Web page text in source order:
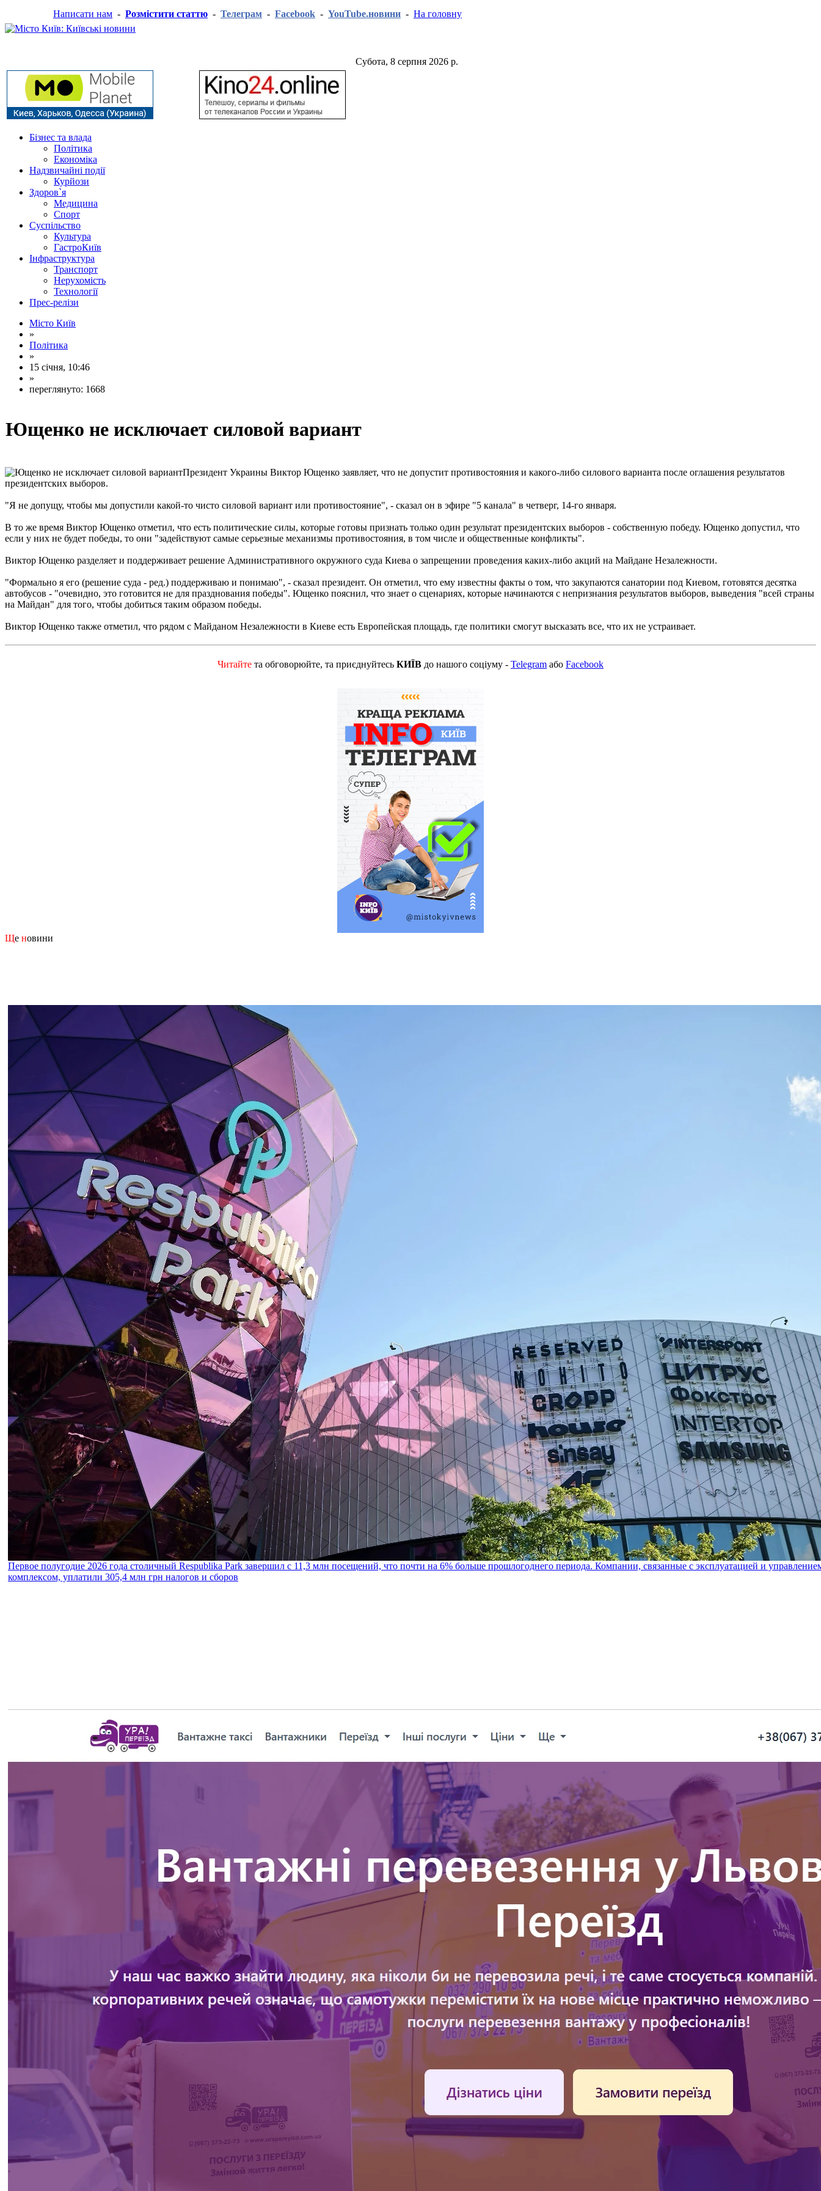
Написати нам - Розмістити статтю - Телеграм - Facebook - YouTube.новини - На головну
Субота, 8 серпня 2026 р.
Бізнес та влада
Політика
Економіка
Надзвичайні події
Курйози
Здоров`я
Медицина
Спорт
Суспільство
Культура
ГастроКиїв
Інфраструктура
Транспорт
Нерухомість
Технології
Прес-релізи
Місто Київ
»
Політика
»
15 січня, 10:46
»
переглянуто: 1668
Ющенко не исключает силовой вариант
Президент Украины Виктор Ющенко заявляет, что не допустит противостояния и какого-либо силового варианта после оглашения результатов
президентских выборов.
"Я не допущу, чтобы мы допустили какой-то чисто силовой вариант или противостояние", - сказал он в эфире "5 канала" в четверг, 14-го января.
В то же время Виктор Ющенко отметил, что есть политические силы, которые готовы признать только один результат президентских выборов - собственную победу. Ющенко допустил, что
если у них не будет победы, то они "задействуют самые серьезные механизмы противостояния, в том числе и общественные конфликты".
Виктор Ющенко разделяет и поддерживает решение Административного окружного суда Киева о запрещении проведения каких-либо акций на Майдане Незалежности.
"Формально я его (решение суда - ред.) поддерживаю и понимаю", - сказал президент. Он отметил, что ему известны факты о том, что закупаются санатории под Киевом, готовятся десятка
автобусов - "очевидно, это готовится не для празднования победы". Ющенко пояснил, что знает о сценариях, которые начинаются с непризнания результатов выборов, выведения "всей страны
на Майдан" для того, чтобы добиться таким образом победы.
Виктор Ющенко также отметил, что рядом с Майданом Незалежности в Киеве есть Европейская площадь, где политики смогут высказать все, что их не устраивает.
Читайте та обговорюйте, та приєднуйтесь КИЇВ до нашого соціуму - Telegram або Facebook
Ще новини
Первое полугодие 2026 года столичный Respublika Park завершил с 11,3 млн посещений, что почти на 6% больше прошлогоднего периода. Компании, связанные с эксплуатацией и
комплексом, уплатили 305,4 млн грн налогов и сборов